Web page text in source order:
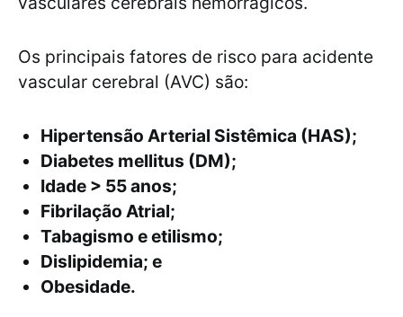
Os principais fatores de risco para acidente
vascular cerebral (AVC) são:
Hipertensão Arterial Sistêmica (HAS);
Diabetes mellitus (DM);
Idade > 55 anos;
Fibrilação Atrial;
Tabagismo e etilismo;
Dislipidemia; e
Obesidade.